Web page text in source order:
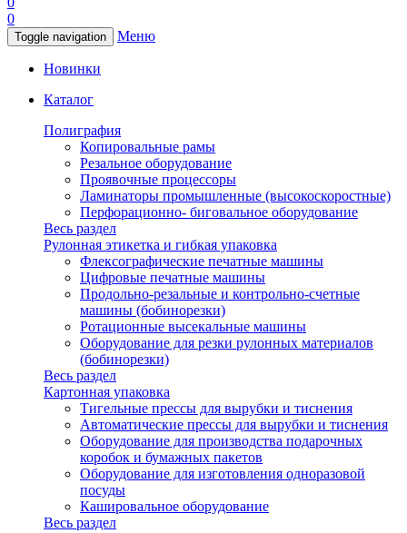
0
Toggle navigation Меню
Новинки
Каталог
Полиграфия
Копировальные рамы
Резальное оборудование
Проявочные процессоры
Ламинаторы промышленные (высокоскоростные)
Перфорационно- биговальное оборудование
Весь раздел
Рулонная этикетка и гибкая упаковка
Флексографические печатные машины
Цифровые печатные машины
Продольно-резальные и контрольно-счетные
машины (бобинорезки)
Ротационные высекальные машины
Оборудование для резки рулонных материалов
(бобинорезки)
Весь раздел
Картонная упаковка
Тигельные прессы для вырубки и тиснения
Автоматические прессы для вырубки и тиснения
Оборудование для производства подарочных
коробок и бумажных пакетов
Оборудование для изготовления одноразовой
посуды
Кашировальное оборудование
Весь раздел